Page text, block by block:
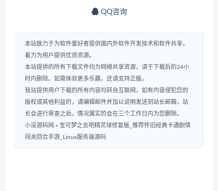
QQ咨询
本站致力于为软件爱好者提供国内外软件开发技术和软件共享，
着力为用户提供优资资源。
本站提供的所有下载文件均为网络共享资源，请于下载后的24小
时内删除。如需体验更多乐趣，还请支持正版。
我站提供用户下载的所有内容均转自互联网，如有内容侵犯您的
版权或其他利益的，请编辑邮件并加以说明发送到站长邮箱，站
长会进行审查之后，情况属实的会在三个工作日内为您删除。
小没源码网 » 宝可梦之去吧精灵球修复版_推荐怀旧经典卡通剧情
闯关回合手游_Linux服务端源码